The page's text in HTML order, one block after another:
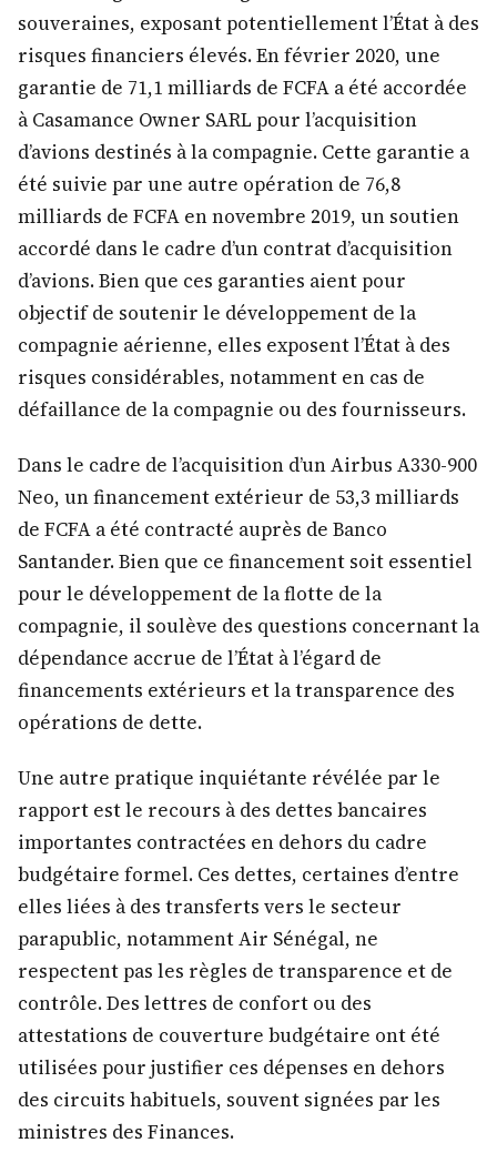
souveraines, exposant potentiellement l’État à des
risques financiers élevés. En février 2020, une
garantie de 71,1 milliards de FCFA a été accordée
à Casamance Owner SARL pour l’acquisition
d’avions destinés à la compagnie. Cette garantie a
été suivie par une autre opération de 76,8
milliards de FCFA en novembre 2019, un soutien
accordé dans le cadre d’un contrat d’acquisition
d’avions. Bien que ces garanties aient pour
objectif de soutenir le développement de la
compagnie aérienne, elles exposent l’État à des
risques considérables, notamment en cas de
défaillance de la compagnie ou des fournisseurs.
Dans le cadre de l’acquisition d’un Airbus A330-900
Neo, un financement extérieur de 53,3 milliards
de FCFA a été contracté auprès de Banco
Santander. Bien que ce financement soit essentiel
pour le développement de la flotte de la
compagnie, il soulève des questions concernant la
dépendance accrue de l’État à l’égard de
financements extérieurs et la transparence des
opérations de dette.
Une autre pratique inquiétante révélée par le
rapport est le recours à des dettes bancaires
importantes contractées en dehors du cadre
budgétaire formel. Ces dettes, certaines d’entre
elles liées à des transferts vers le secteur
parapublic, notamment Air Sénégal, ne
respectent pas les règles de transparence et de
contrôle. Des lettres de confort ou des
attestations de couverture budgétaire ont été
utilisées pour justifier ces dépenses en dehors
des circuits habituels, souvent signées par les
ministres des Finances.